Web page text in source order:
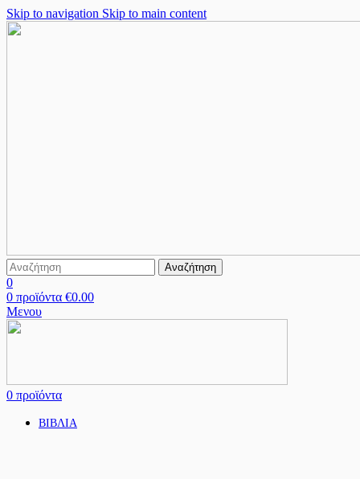
Skip to navigation Skip to main content
Αναζήτηση
0
0 προϊόντα €0.00
Μενου
0 προϊόντα
ΒΙΒΛΙΑ